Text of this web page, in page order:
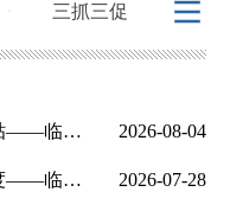
三抓三促
推广洁净燃煤 落实惠民补贴——临夏县全力保障群众清洁温暖过冬 2026-08-04
深耕结对帮扶 厚植民生温度——临夏县用心用情抓实“结对帮扶·爱心甘肃”工程 2026-07-28